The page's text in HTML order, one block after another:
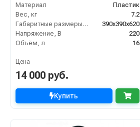
Материал
Пластик
Вес, кг
7.2
Габаритные размеры, мм
390х390х620
Напряжение, В
220
Объём, л
16
Цена
14 000 руб.
Купить